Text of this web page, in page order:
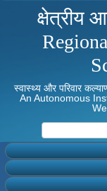
क्षेत्रीय
स्वास्थ्य और परिवार
An Autonomous